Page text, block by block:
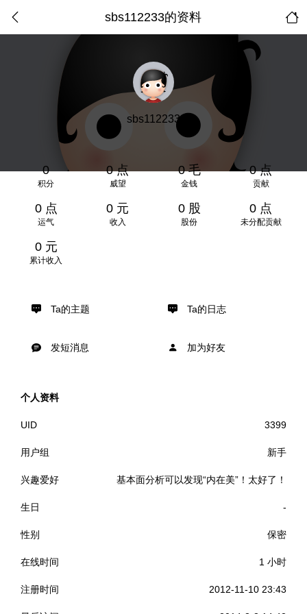
sbs112233的资料
sbs112233
0
积分
0 点
威望
0 毛
金钱
0 点
贡献
0 点
运气
0 元
收入
0 股
股份
0 点
未分配贡献
0 元
累计收入
Ta的主题 Ta的日志
发短消息 加为好友
个人资料
UID 3399
用户组 新手
兴趣爱好 基本面分析可以发现“内在美”！太好了！
生日 -
性别 保密
在线时间 1 小时
注册时间 2012-11-10 23:43